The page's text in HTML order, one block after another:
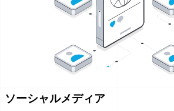
ソーシャルメディア